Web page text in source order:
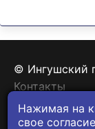
© Ингушский
Контакты
Политика
Нажимая на
свое